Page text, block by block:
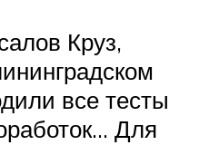
Круз,
все тесты
Для